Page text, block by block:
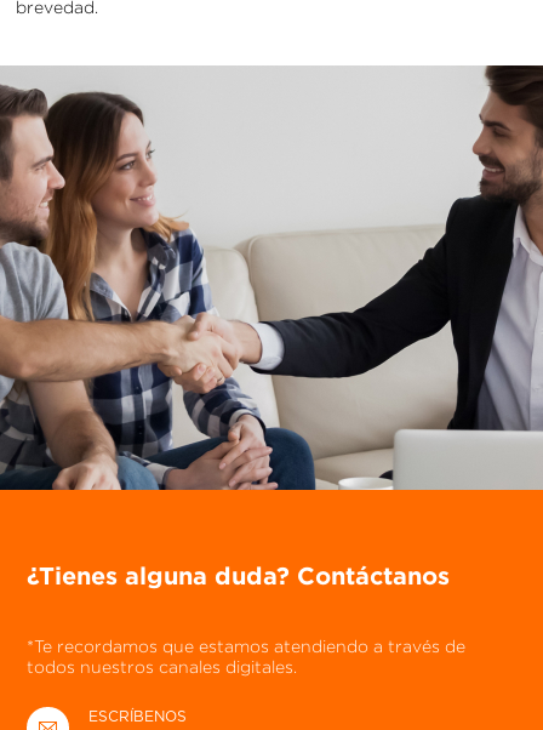
brevedad.
¿Tienes alguna duda? Contáctanos
*Te recordamos que estamos atendiendo a través de
todos nuestros canales digitales.
ESCRÍBENOS